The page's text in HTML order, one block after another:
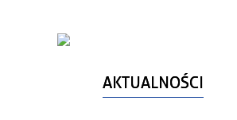
AKTUALNOŚCI